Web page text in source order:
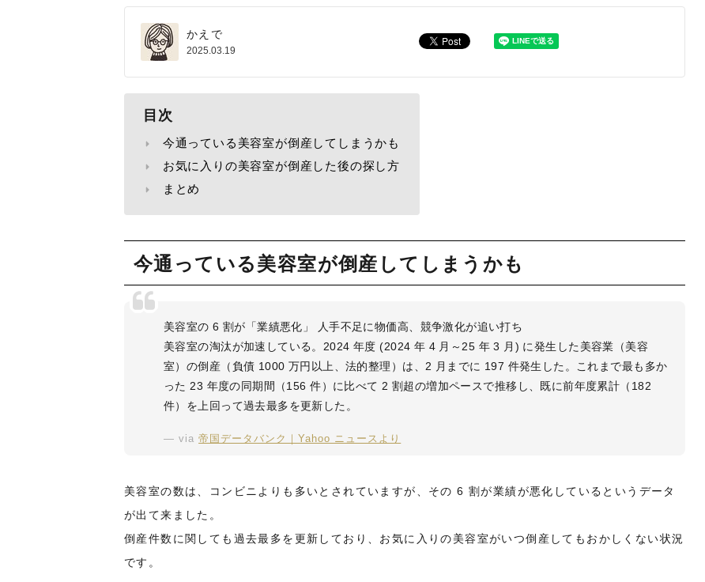
かえで
2025.03.19
目次
今通っている美容室が倒産してしまうかも
お気に入りの美容室が倒産した後の探し方
まとめ
今通っている美容室が倒産してしまうかも
美容室の 6 割が「業績悪化」 人手不足に物価高、競争激化が追い打ち
美容室の淘汰が加速している。2024 年度 (2024 年 4 月～25 年 3 月) に発生した美容業（美容
室）の倒産（負債 1000 万円以上、法的整理）は、2 月までに 197 件発生した。これまで最も多か
った 23 年度の同期間（156 件）に比べて 2 割超の増加ペースで推移し、既に前年度累計（182
件）を上回って過去最多を更新した。
via帝国データバンク｜Yahoo ニュースより
美容室の数は、コンビニよりも多いとされていますが、その 6 割が業績が悪化しているというデータ
が出て来ました。
倒産件数に関しても過去最多を更新しており、お気に入りの美容室がいつ倒産してもおかしくない状況
です。